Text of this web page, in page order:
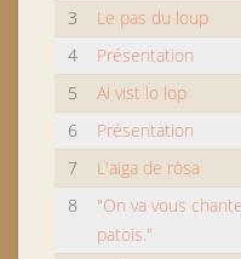
3
Le pas du loup
4
Présentation
5
Ai vist lo lop
6
Présentation
7
L'aiga de ròsa
8
"On va vous
patois."